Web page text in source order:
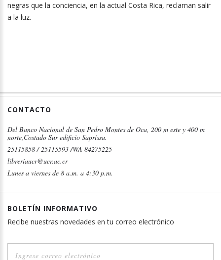
negras que la conciencia, en la actual Costa Rica, reclaman salir
a la luz.
CONTACTO
Del Banco Nacional de San Pedro Montes de Oca, 200 m este y 400 m
norte,Costado Sur edificio Saprissa.
25115858 / 25115593 /WA 84275225
libreriaucr@ucr.ac.cr
Lunes a viernes de 8 a.m. a 4:30 p.m.
BOLETÍN INFORMATIVO
Recibe nuestras novedades en tu correo electrónico